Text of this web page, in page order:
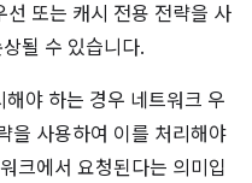
또는 캐시 전용 전략을 사
될 수 있습니다.
야 하는 경우 네트워크 우
을 사용하여 이를 처리해야
크에서 요청된다는 의미입